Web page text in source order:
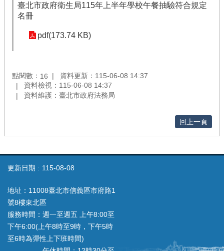
臺北市政府衛生局115年上半年學校午餐抽驗符合規定
名冊
pdf(173.74 KB)
點閱數： 16
資料更新：115-06-08 14:37
資料檢視：115-06-08 14:37
資料維護：臺北市政府法務局
回上一頁
更新日期 115-08-08
地址：11008臺北市信義區市府路1
號8樓東北區
服務時間：週一至週五 上午8:00至
下午6:00(上午8時至9時，下午5時
至6時為彈性上下班時間)